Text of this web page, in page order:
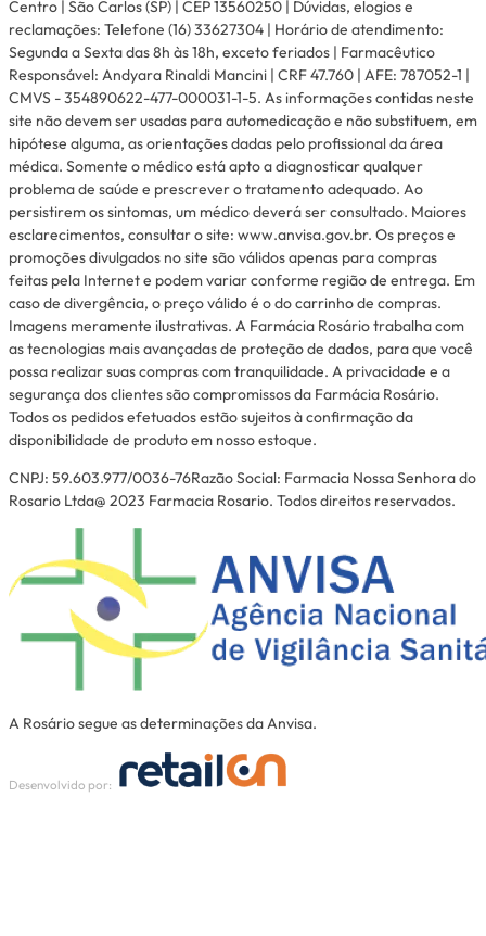
Centro | São Carlos (SP) | CEP 13560250 | Dúvidas, elogios e
reclamações: Telefone (16) 33627304 | Horário de atendimento:
Segunda a Sexta das 8h às 18h, exceto feriados | Farmacêutico
Responsável: Andyara Rinaldi Mancini | CRF 47.760 | AFE: 787052-1 |
CMVS - 354890622-477-000031-1-5. As informações contidas neste
site não devem ser usadas para automedicação e não substituem, em
hipótese alguma, as orientações dadas pelo profissional da área
médica. Somente o médico está apto a diagnosticar qualquer
problema de saúde e prescrever o tratamento adequado. Ao
persistirem os sintomas, um médico deverá ser consultado. Maiores
esclarecimentos, consultar o site: www.anvisa.gov.br. Os preços e
promoções divulgados no site são válidos apenas para compras
feitas pela Internet e podem variar conforme região de entrega. Em
caso de divergência, o preço válido é o do carrinho de compras.
Imagens meramente ilustrativas. A Farmácia Rosário trabalha com
as tecnologias mais avançadas de proteção de dados, para que você
possa realizar suas compras com tranquilidade. A privacidade e a
segurança dos clientes são compromissos da Farmácia Rosário.
Todos os pedidos efetuados estão sujeitos à confirmação da
disponibilidade de produto em nosso estoque.
CNPJ: 59.603.977/0036-76Razão Social: Farmacia Nossa Senhora do
Rosario Ltda@ 2023 Farmacia Rosario. Todos direitos reservados.
A Rosário segue as determinações da Anvisa.
Desenvolvido por: